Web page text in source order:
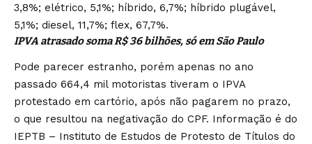
3,8%; elétrico, 5,1%; híbrido, 6,7%; híbrido plugável,
5,1%; diesel, 11,7%; flex, 67,7%.
IPVA atrasado soma R$ 36 bilhões, só em São Paulo
Pode parecer estranho, porém apenas no ano
passado 664,4 mil motoristas tiveram o IPVA
protestado em cartório, após não pagarem no prazo,
o que resultou na negativação do CPF. Informação é do
IEPTB – Instituto de Estudos de Protesto de Títulos do